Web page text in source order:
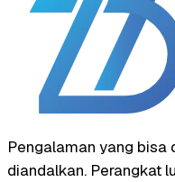
Pengalaman yang bisa
diandalkan. Perangkat